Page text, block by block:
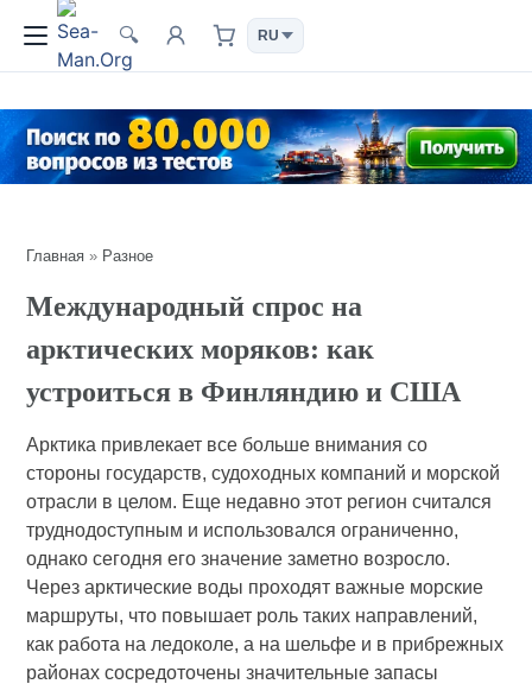
🔍
Главная » Разное
Международный спрос на
арктических моряков: как
устроиться в Финляндию и США
Арктика привлекает все больше внимания со
стороны государств, судоходных компаний и морской
отрасли в целом. Еще недавно этот регион считался
труднодоступным и использовался ограниченно,
однако сегодня его значение заметно возросло.
Через арктические воды проходят важные морские
маршруты, что повышает роль таких направлений,
как работа на ледоколе, а на шельфе и в прибрежных
районах сосредоточены значительные запасы